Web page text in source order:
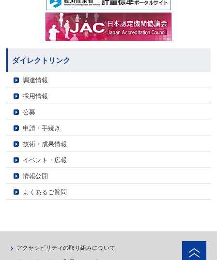
ダイレクトリンク
調達情報
採用情報
公募
申請・手続き
技術・成果情報
イベント・広報
情報公開
よくあるご質問
アクセシビリティの取り組みについて